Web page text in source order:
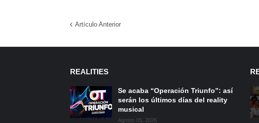
Artículo Anterior
REALITIES
Se acaba “Operación Triunfo”: así
serán los últimos días del reality
musical
Agosto 05, 2026